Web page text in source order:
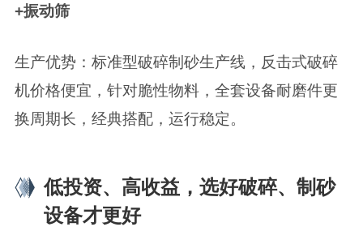
+振动筛
生产优势：标准型破碎制砂生产线，反击式破碎
机价格便宜，针对脆性物料，全套设备耐磨件更
换周期长，经典搭配，运行稳定。
低投资、高收益，选好破碎、制砂
设备才更好